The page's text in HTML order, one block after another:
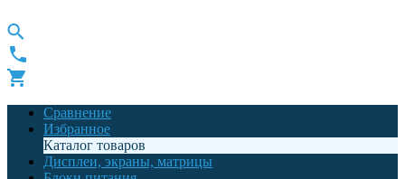
Сравнение
Избранное
Каталог товаров
Дисплеи, экраны, матрицы